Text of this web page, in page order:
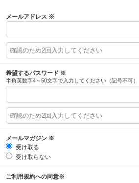
メールアドレス ※
希望するパスワード ※
半角英数字4～50文字で入力してください（記号不可）
メールマガジン ※
受け取る
受け取らない
ご利用規約への同意※